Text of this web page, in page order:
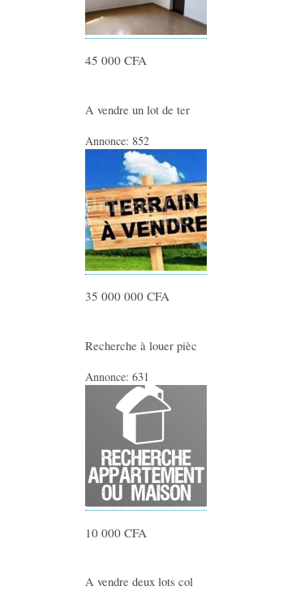
45 000 CFA
A vendre un lot de ter
Annonce: 852
35 000 000 CFA
Recherche à louer pièc
Annonce: 631
10 000 CFA
A vendre deux lots col